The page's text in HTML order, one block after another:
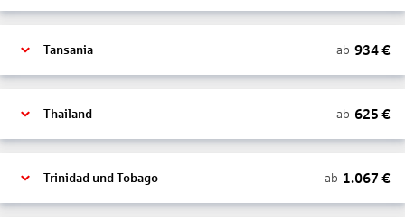
Tansania ab 934€
Thailand ab 625 €
Trinidad und Tobago ab 1.067 €